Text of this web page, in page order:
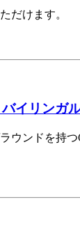
だけます。
イリンガ
ンドを持